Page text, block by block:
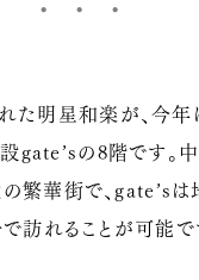
た明星和楽が、今
gate’sの8階です。
繁華街で、gate’s
れることが可能